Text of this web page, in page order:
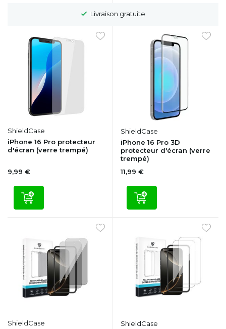
Livraison gratuite
ShieldCase
iPhone 16 Pro protecteur
d'écran (verre trempé)
9,99 €
ShieldCase
iPhone 16 Pro 3D
protecteur d'écran (verre
trempé)
11,99 €
ShieldCase
ShieldCase